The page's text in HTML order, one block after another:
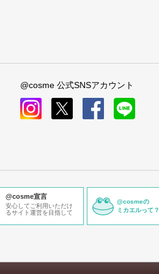
@cosme 公式SNSアカウント
@cosme宣言
安心してご利用いただけ
るサイト運営を目指して
@cosmeの
ミカエルって？